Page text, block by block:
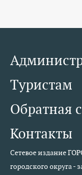
Туристам
Обратная
Контакты
Сетевое издание
городского округа -